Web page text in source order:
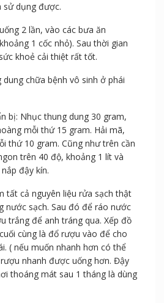
sử dụng được.
2 lần, vào các bưa ăn
1 cốc nhỏ). Sau thời gian
khoẻ cải thiệt rất tốt.
chữa bệnh vô sinh ở phái
bị: Nhục thung dung 30 gram,
mỗi thứ 15 gram. Hải mã,
thứ 10 gram. Cũng như trên cần
trên 40 độ, khoảng 1 lít và
đậy kín.
tất cả nguyên liệu rửa sạch thật
nước sạch. Sau đó để ráo nước
trắng để anh tráng qua. Xếp đồ
cùng là đổ rượu vào để cho
( nếu muốn nhanh hơn có thể
nhanh được uống hơn. Đậy
thoáng mát sau 1 tháng là dùng